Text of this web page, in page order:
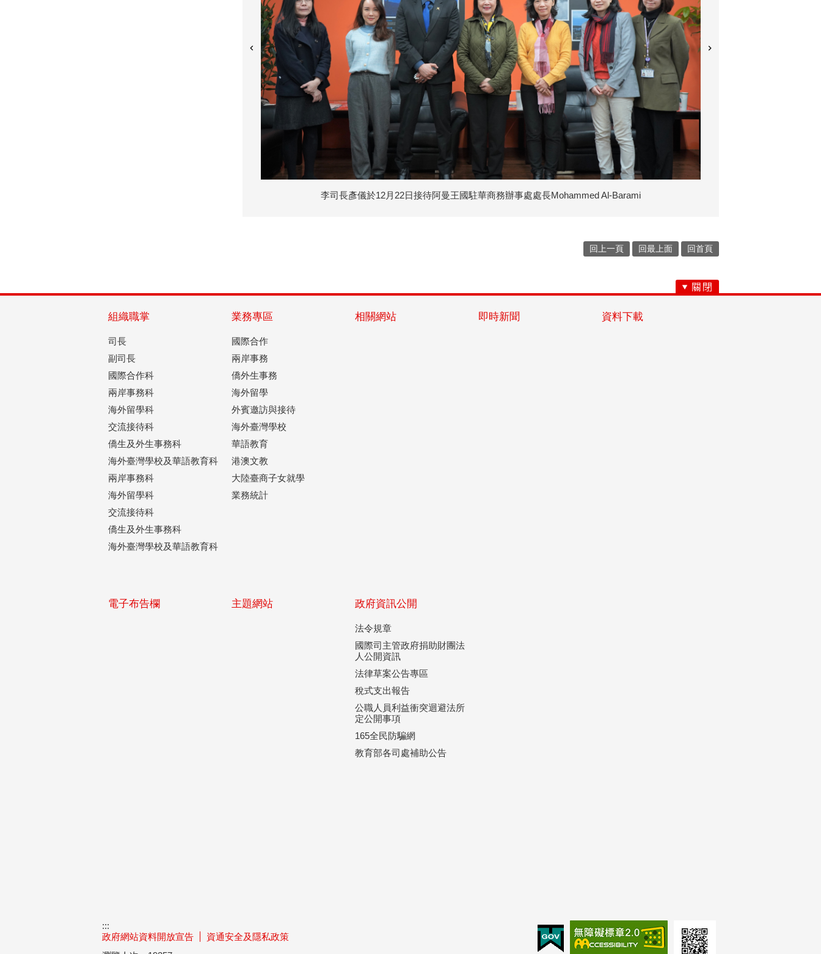
李司長彥儀於12月22日接待阿曼王國駐華商務辦事處處長Mohammed Al-Barami
回上一頁 回最上面 回首頁
組織職掌
司長
副司長
國際合作科
兩岸事務科
海外留學科
交流接待科
僑生及外生事務科
海外臺灣學校及華語教育科
兩岸事務科
海外留學科
交流接待科
僑生及外生事務科
海外臺灣學校及華語教育科
業務專區
國際合作
兩岸事務
僑外生事務
海外留學
外賓邀訪與接待
海外臺灣學校
華語教育
港澳文教
大陸臺商子女就學
業務統計
相關網站 即時新聞 資料下載
電子布告欄 主題網站 政府資訊公開
法令規章
國際司主管政府捐助財團法
人公開資訊
法律草案公告專區
稅式支出報告
公職人員利益衝突迴避法所
定公開事項
165全民防騙網
教育部各司處補助公告
:::
政府網站資料開放宣告
資通安全及隱私政策